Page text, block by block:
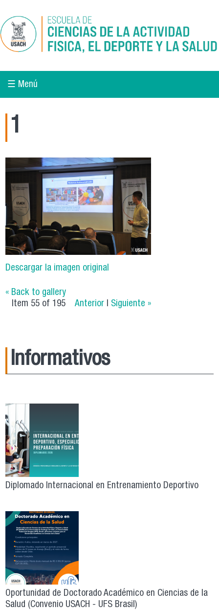
☰ Menú
1
Descargar la imagen original
« Back to gallery
Item 55 of 195
Anterior Siguiente »
Informativos
Diplomado Internacional en Entrenamiento Deportivo
Oportunidad de Doctorado Académico en Ciencias de la
Salud (Convenio USACH - UFS Brasil)